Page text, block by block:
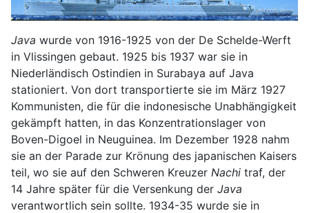
Java wurde von 1916-1925 von der De Schelde-Werft
in Vlissingen gebaut. 1925 bis 1937 war sie in
Niederländisch Ostindien in Surabaya auf Java
stationiert. Von dort transportierte sie im März 1927
Kommunisten, die für die indonesische Unabhängigkeit
gekämpft hatten, in das Konzentrationslager von
Boven-Digoel in Neuguinea. Im Dezember 1928 nahm
sie an der Parade zur Krönung des japanischen Kaisers
teil, wo sie auf den Schweren Kreuzer Nachi traf, der
14 Jahre später für die Versenkung der Java
verantwortlich sein sollte. 1934-35 wurde sie in